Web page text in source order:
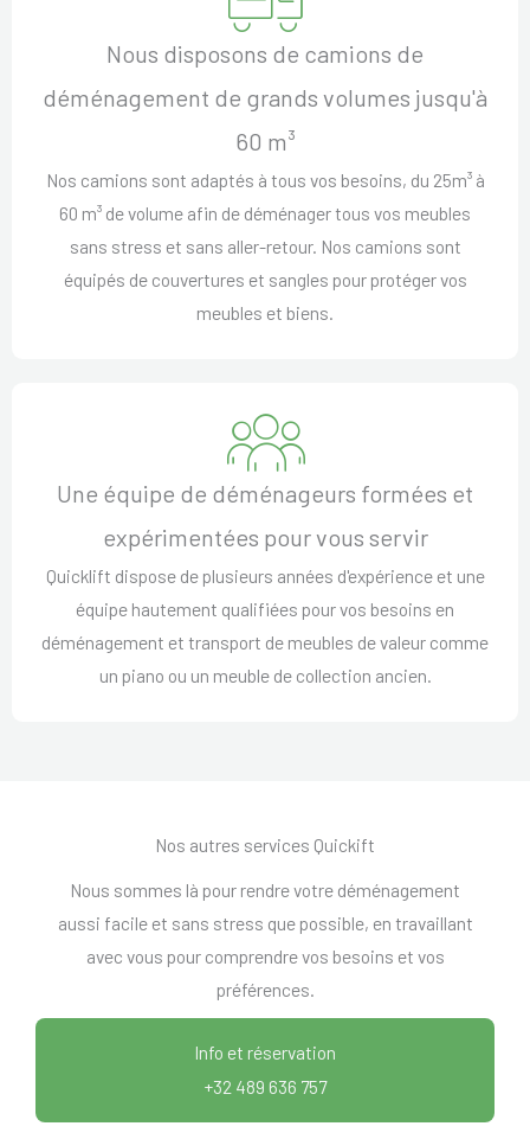
Nous disposons de camions de
déménagement de grands volumes jusqu'à
60 m³
Nos camions sont adaptés à tous vos besoins, du 25m³ à
60 m³ de volume afin de déménager tous vos meubles
sans stress et sans aller-retour. Nos camions sont
équipés de couvertures et sangles pour protéger vos
meubles et biens.
Une équipe de déménageurs formées et
expérimentées pour vous servir
Quicklift dispose de plusieurs années d'expérience et une
équipe hautement qualifiées pour vos besoins en
déménagement et transport de meubles de valeur comme
un piano ou un meuble de collection ancien.
Nos autres services Quickift
Nous sommes là pour rendre votre déménagement
aussi facile et sans stress que possible, en travaillant
avec vous pour comprendre vos besoins et vos
préférences.
Info et réservation
+32 489 636 757